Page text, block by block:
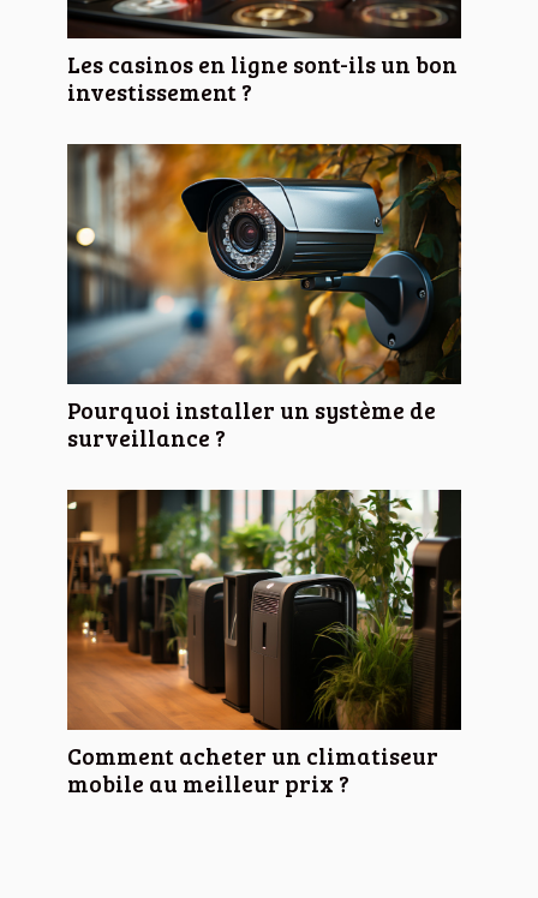
Les casinos en ligne sont-ils un bon
investissement ?
Pourquoi installer un système de
surveillance ?
Comment acheter un climatiseur
mobile au meilleur prix ?